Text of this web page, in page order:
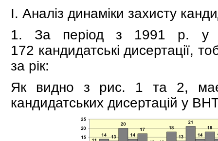
І. Аналіз динаміки захисту
1. За період з 1991 р. у
172 кандидатські дисертації,
за рік:
Як видно з рис. 1 та 2, має
кандидатських дисертацій у